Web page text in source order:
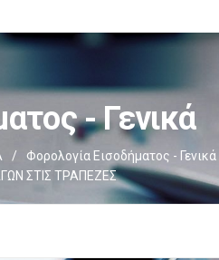
- Γενικά
/ Φορολογία Εισοδήματος - Γενικά
ΣΤΙΣ ΤΡΑΠΕΖΕΣ